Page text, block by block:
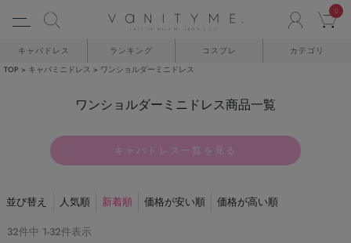
0
キャバドレス ランキング コスプレ カテゴリ
TOP キャバミニドレス ワンショルダーミニドレス
ワンショルダーミニドレス商品一覧
キャバドレス一覧を見る
並び替え 人気順 新着順 価格が安い順
価格が高い順
32件中 1-32件表示